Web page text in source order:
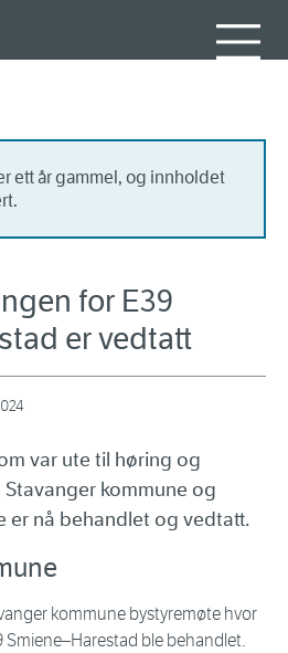
ett år gammel, og innholdet
for E39
er vedtatt
var ute til høring og
kommune og
er nå behandlet og vedtatt.
kommune bystyremøte hvor
ble behandlet.